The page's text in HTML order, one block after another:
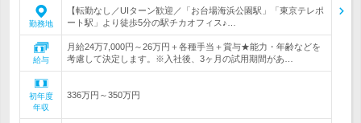
勤務地
【転勤なし／UIターン歓迎／「お台場海浜公園駅」「東京テレポ
ート駅」より徒歩5分の駅チカオフィス♪…
給与
月給24万7,000円～26万円＋各種手当＋賞与★能力・年齢などを
考慮して決定します。※入社後、3ヶ月の試用期間があ…
初年度
年収
336万円～350万円